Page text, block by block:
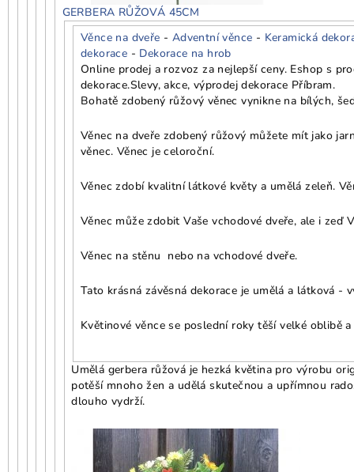
GERBERA RŮŽOVÁ 45CM
Věnce na dveře - Adventní věnce - Keramická
dekorace - Dekorace na hrob
Online prodej a rozvoz za nejlepší ceny. Eshop s
dekorace.Slevy, akce, výprodej dekorace Příbram.
Bohatě zdobený růžový věnec vynikne na bílých,
Věnec na dveře zdobený růžový můžete mít jako
věnec. Věnec je celoroční.
Věnec zdobí kvalitní látkové květy a umělá zeleň.
Věnec může zdobit Vaše vchodové dveře, ale i zeď
Věnec na stěnu nebo na vchodové dveře.
Tato krásná závěsná dekorace je umělá a látková -
Květinové věnce se poslední roky těší velké oblibě
Umělá gerbera růžová je hezká květina pro výrobu
potěší mnoho žen a udělá skutečnou a upřímnou
dlouho vydrží.